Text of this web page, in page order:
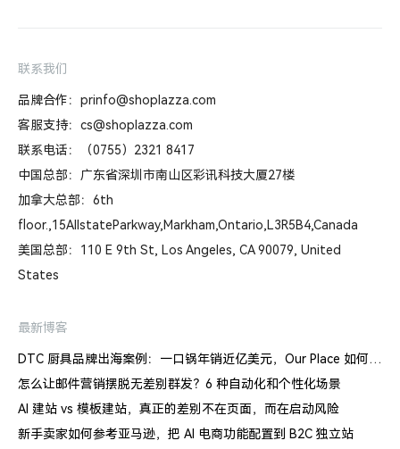
联系我们
品牌合作：prinfo@shoplazza.com
客服支持：cs@shoplazza.com
联系电话：（0755）2321 8417
中国总部：广东省深圳市南山区彩讯科技大厦27楼
加拿大总部：6th
floor.,15AllstateParkway,Markham,Ontario,L3R5B4,Canada
美国总部：110 E 9th St, Los Angeles, CA 90079, United
States
最新博客
DTC 厨具品牌出海案例：一口锅年销近亿美元，Our Place 如何建立信任体系
怎么让邮件营销摆脱无差别群发？6 种自动化和个性化场景
AI 建站 vs 模板建站，真正的差别不在页面，而在启动风险
新手卖家如何参考亚马逊，把 AI 电商功能配置到 B2C 独立站